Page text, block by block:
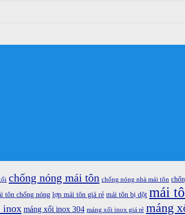
chống nóng mái tôn chống nóng nhà mái tôn
tôn chống nóng lợp mái tôn giá rẻ mái tôn bị dột mái
inox máng xối inox 304 máng xối inox giá rẻ máng